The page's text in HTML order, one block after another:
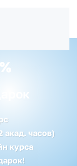
акад. часов)
курса